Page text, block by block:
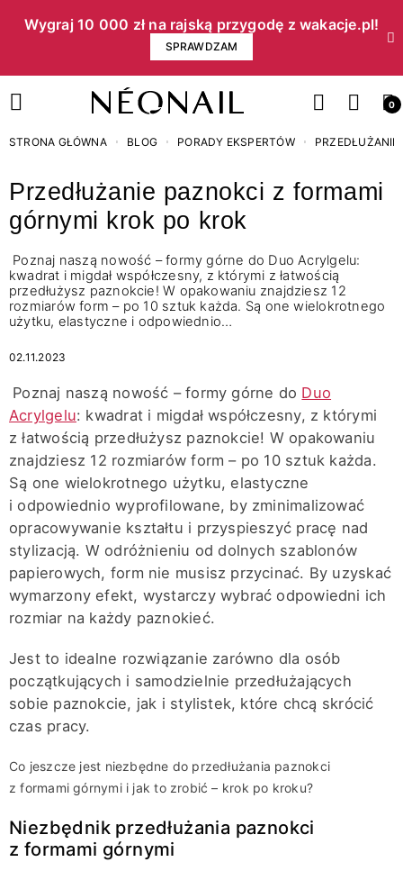
Wygraj 10 000 zł na rajską przygodę z wakacje.pl!​
SPRAWDZAM
0
STRONA GŁÓWNA BLOG PORADY EKSPERTÓW
Przedłużanie paznokci z formami
górnymi krok po krok
Poznaj naszą nowość – formy górne do Duo Acrylgelu:
kwadrat i migdał współczesny, z którymi z łatwością
przedłużysz paznokcie! W opakowaniu znajdziesz 12
rozmiarów form – po 10 sztuk każda. Są one wielokrotnego
użytku, elastyczne i odpowiednio…
02.11.2023
Poznaj naszą nowość – formy górne do Duo
Acrylgelu: kwadrat i migdał współczesny, z którymi
z łatwością przedłużysz paznokcie! W opakowaniu
znajdziesz 12 rozmiarów form – po 10 sztuk każda.
Są one wielokrotnego użytku, elastyczne
i odpowiednio wyprofilowane, by zminimalizować
opracowywanie kształtu i przyspieszyć pracę nad
stylizacją. W odróżnieniu od dolnych szablonów
papierowych, form nie musisz przycinać. By uzyskać
wymarzony efekt, wystarczy wybrać odpowiedni ich
rozmiar na każdy paznokieć.
Jest to idealne rozwiązanie zarówno dla osób
początkujących i samodzielnie przedłużających
sobie paznokcie, jak i stylistek, które chcą skrócić
czas pracy.
Co jeszcze jest niezbędne do przedłużania paznokci
z formami górnymi i jak to zrobić – krok po kroku?
Niezbędnik przedłużania paznokci
z formami górnymi